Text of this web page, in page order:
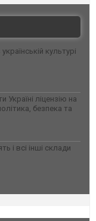
культурі
ліцензію на
безпека та
і всі інші склади